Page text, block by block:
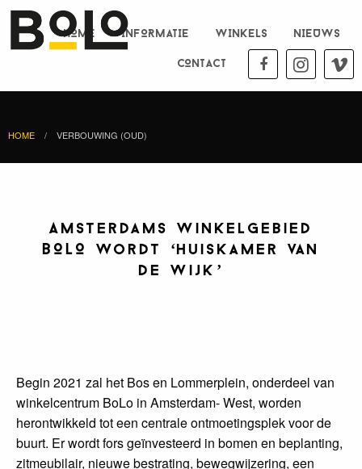
HOME INFORMATIE WINKELS NIEUWS
CONTACT
HOME VERBOUWING (OUD)
Amsterdams winkelgebied
BOLO wordt ‘huiskamer van
de wijk’
Begin 2021 zal het Bos en Lommerplein, onderdeel van
winkelcentrum BoLo in Amsterdam- West, worden
herontwikkeld tot een centrale ontmoetingsplek voor de
buurt. Er wordt fors geïnvesteerd in bomen en beplanting,
zitmeubilair, nieuwe bestrating, bewegwijzering, een